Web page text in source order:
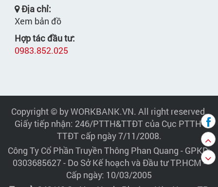
Địa chỉ:
Xem bản đồ
Hợp tác đầu tư:
0983.852.025
Copyright © by WORKBANK.VN. All right reserved.
Giấy tiếp nhận: 246/PTTH&TTĐT của Cục PTTH-
TTĐT cấp ngày 7/11/2008.
Công Ty Cổ Phần Truyền Thông Phan Quang - GPKD:
0303685627 - Do Sở Kế hoạch và Đầu tư TP.HCM -
Cấp ngày: 10/03/2005